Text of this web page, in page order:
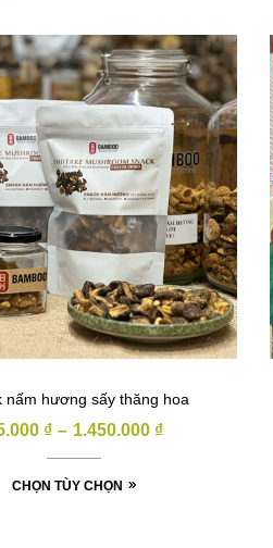
nấm hương sấy thăng hoa
₫ – 1.450.000 ₫
CHỌN TÙY CHỌN